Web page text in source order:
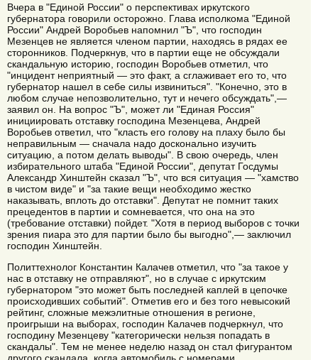
Вчера в "Единой России" о перспективах иркутского
губернатора говорили осторожно. Глава исполкома "Единой
России" Андрей Воробьев напомнил "Ъ", что господин
Мезенцев не является членом партии, находясь в рядах ее
сторонников. Подчеркнув, что в партии еще не обсуждали
скандальную историю, господин Воробьев отметил, что
"инцидент неприятный — это факт, а сглаживает его то, что
губернатор нашел в себе силы извиниться". "Конечно, это в
любом случае непозволительно, тут и нечего обсуждать",—
заявил он. На вопрос "Ъ", может ли "Единая Россия"
инициировать отставку господина Мезенцева, Андрей
Воробьев ответил, что "класть его голову на плаху было бы
неправильным — сначала надо досконально изучить
ситуацию, а потом делать выводы". В свою очередь, член
избирательного штаба "Единой России", депутат Госдумы
Александр Хинштейн сказал "Ъ", что вся ситуация — "хамство
в чистом виде" и "за такие вещи необходимо жестко
наказывать, вплоть до отставки". Депутат не помнит таких
прецедентов в партии и сомневается, что она на это
(требование отставки) пойдет. "Хотя в период выборов с точки
зрения пиара это для партии было бы выгодно",— заключил
господин Хинштейн.
Политтехнолог Константин Калачев отметил, что "за такое у
нас в отставку не отправляют", но в случае с иркутским
губернатором "это может быть последней каплей в цепочке
происходивших событий". Отметив его и без того невысокий
рейтинг, сложные межэлитные отношения в регионе,
проигрыши на выборах, господин Калачев подчеркнул, что
господину Мезенцеву "категорически нельзя попадать в
скандалы". Тем не менее неделю назад он стал фигурантом